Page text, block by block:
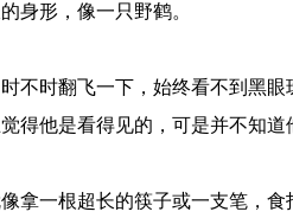
身形，像一只野鹤。
不时翻飞一下，始终看不到黑眼
得他是看得见的，可是并不知道
拿一根超长的筷子或一支笔，